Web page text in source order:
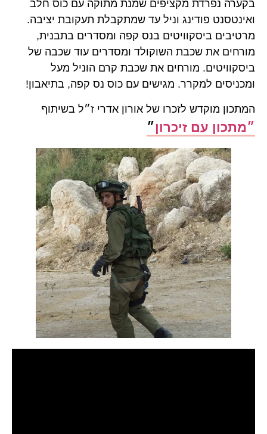
בקערה נפרדת מקציפים שמנת מתוקה עם כוס חלב
ואינטסנט פודינג וניל עד שמתקבלת תעקובת יציבה.
מרטיבים ביסקוויטים בנס קפה ומסדרים בתבנית,
מורחים את שכבת השוקולד ומסדרים עוד שכבה של
ביסקוויטים. מורחים את שכבת קרם הוניל מעל
ומכניסים למקרר. מגישים עם כוס נס קפה, בתיאבון!
המתכון מוקדש לזכרו של אורון אדרי ז״ל בשיתוף
״מתכון עם זיכרון״